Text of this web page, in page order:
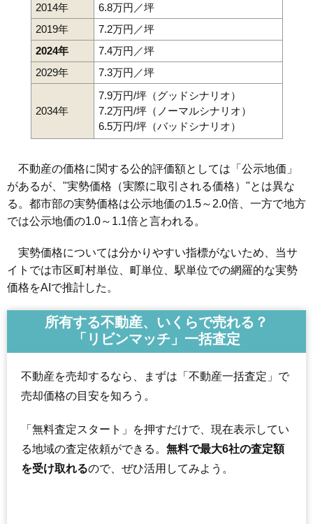
2014年
6.8万円／坪
2019年
7.2万円／坪
2024年
7.4万円／坪
2029年
7.3万円／坪
2034年
7.9万円/坪（グッドシナリオ）
7.2万円/坪（ノーマルシナリオ）
6.5万円/坪（バッドシナリオ）
不動産の価格に関する公的評価額としては「公示地価」
があるが、"実勢価格（実際に取引される価格）"とは異な
る。都市部の実勢価格は公示地価の1.5～2.0倍、一方で地方
では公示地価の1.0～1.1倍と言われる。
実勢価格については分かりやすい指標がないため、当サ
イトでは市区町村単位、町単位、駅単位での網羅的な実勢
価格をAIで推計した。
所有する不動産、いくらで売れる？
「リビンマッチ」一括査定
不動産を売却するなら、まずは「不動産一括査定」で
売却価格の目安を知ろう。
「無料査定スタート」を押すだけで、現在表示してい
る地域の査定依頼ができる。 無料で最大6社の査定額
を受け取れるので、ぜひ活用してみよう。